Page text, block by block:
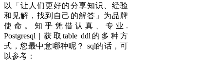
以「让人们更好的分享知识、经验
和见解，找到自己的解答」为品牌
使命。知乎凭借认真、专业.
Postgresql | 获取table ddl的多种方
式，您最中意哪种呢？ sql的话，可
以参考：